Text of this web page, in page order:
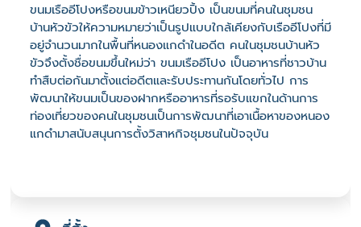
ขนมเรืออีโปงหรือขนมข้าวเหนียวปิ้ง เป็นขนมที่คนในชุมชน
บ้านหัวขัวให้ความหมายว่าเป็นรูปแบบใกล้เคียงกับเรืออีโปงที่มี
อยู่จำนวนมากในพื้นที่หนองแกดำในอดีต คนในชุมชนบ้านหัว
ขัวจึงตั้งชื่อขนมขึ้นใหม่ว่า ขนมเรืออีโปง เป็นอาหารที่ชาวบ้าน
ทำสืบต่อกันมาตั้งแต่อดีตและรับประทานกันโดยทั่วไป การ
พัฒนาให้ขนมเป็นของฝากหรืออาหารที่รอรับแขกในด้านการ
ท่องเที่ยวของคนในชุมชนเป็นการพัฒนาที่เอาเนื้อหาของหนอง
แกดำมาสนับสนุนการตั้งวิสาหกิจชุมชนในปัจจุบัน